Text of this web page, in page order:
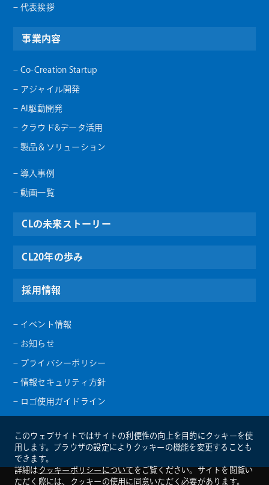
– 代表挨拶
事業内容
– Co-Creation Startup
– アジャイル開発
– AI駆動開発
– クラウド&データ活用
– 製品＆ソリューション
– 導入事例
– 動画一覧
CLの未来ストーリー
CL20年の歩み
採用情報
– イベント情報
– お知らせ
– プライバシーポリシー
– 情報セキュリティ方針
– ロゴ使用ガイドライン
このウェブサイトではサイトの利便性の向上を目的にクッキーを使
用します。ブラウザの設定によりクッキーの機能を変更することも
できます。
詳細はクッキーポリシーについてをご覧ください。サイトを閲覧い
ただく際には、クッキーの使用に同意いただく必要があります。